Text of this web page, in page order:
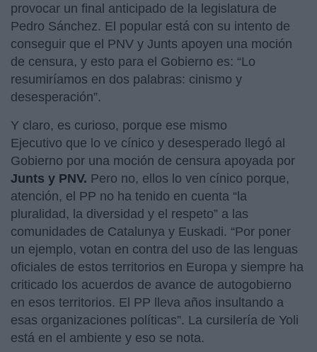
provocar un final anticipado de la legislatura de
Pedro Sánchez. El popular está con su intento de
conseguir que el PNV y Junts apoyen una moción
de censura, y esto para el Gobierno es: “Lo
resumiríamos en dos palabras: cinismo y
desesperación”.
Y claro, es curioso, porque ese mismo
Ejecutivo que lo ve cínico y desesperado llegó al
Gobierno por una moción de censura apoyada por
Junts y PNV. Pero no, ellos lo ven cínico porque,
atención, el PP no ha tenido en cuenta “la
pluralidad, la diversidad y el respeto” a las
comunidades de Catalunya y Euskadi. “Por poner
un ejemplo, votan en contra del uso de las lenguas
oficiales de estos territorios en Europa y siempre ha
criticado los acuerdos de avance de autogobierno
en esos territorios. El PP lleva años insultando a
esas organizaciones políticas”. La cursilería de Yoli
está en el ambiente y eso se nota.